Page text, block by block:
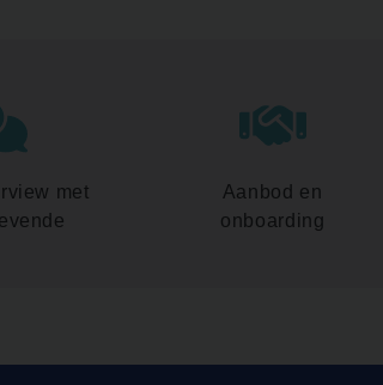
met
Aanbod en
onboarding